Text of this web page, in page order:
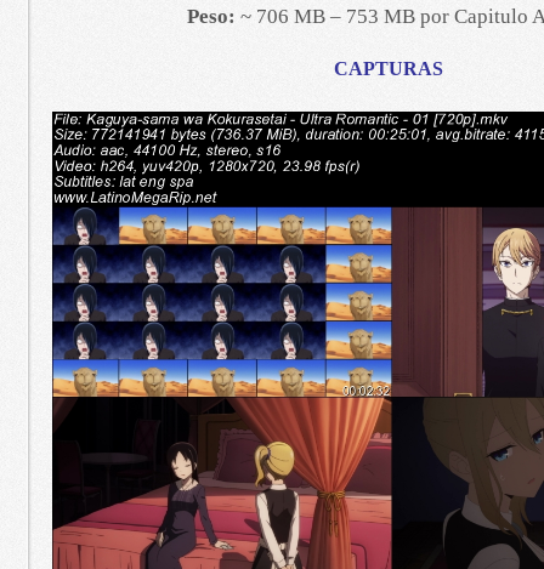
Peso: ~ 706 MB – 753 MB por Capitulo
CAPTURAS